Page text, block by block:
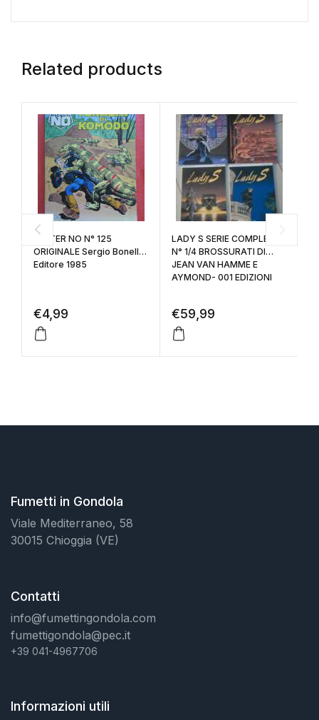
Related products
MISTER NO N° 125
ORIGINALE Sergio Bonelli
Editore 1985
€4,99
LADY S SERIE COMPLETA
N° 1/4 BROSSURATI DI
JEAN VAN HAMME E
AYMOND- 001 EDIZIONI
€59,99
Fumetti in Gondola
Viale Mediterraneo, 58
30015 Chioggia (VE)
Contatti
info@fumettingondola.com
fumettigondola@pec.it
+39 041-4967706
Informazioni utili